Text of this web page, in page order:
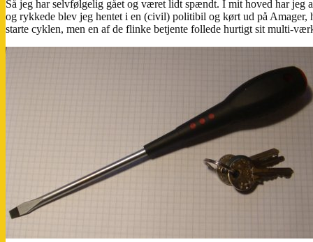
Så jeg har selvfølgelig gået og været lidt spændt. I mit hoved har jeg
og rykkede blev jeg hentet i en (civil) politibil og kørt ud på
starte cyklen, men en af de flinke betjente follede hurtigt sit multi-